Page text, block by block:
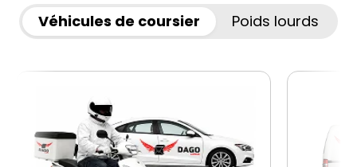
Véhicules de coursier Poids lourds